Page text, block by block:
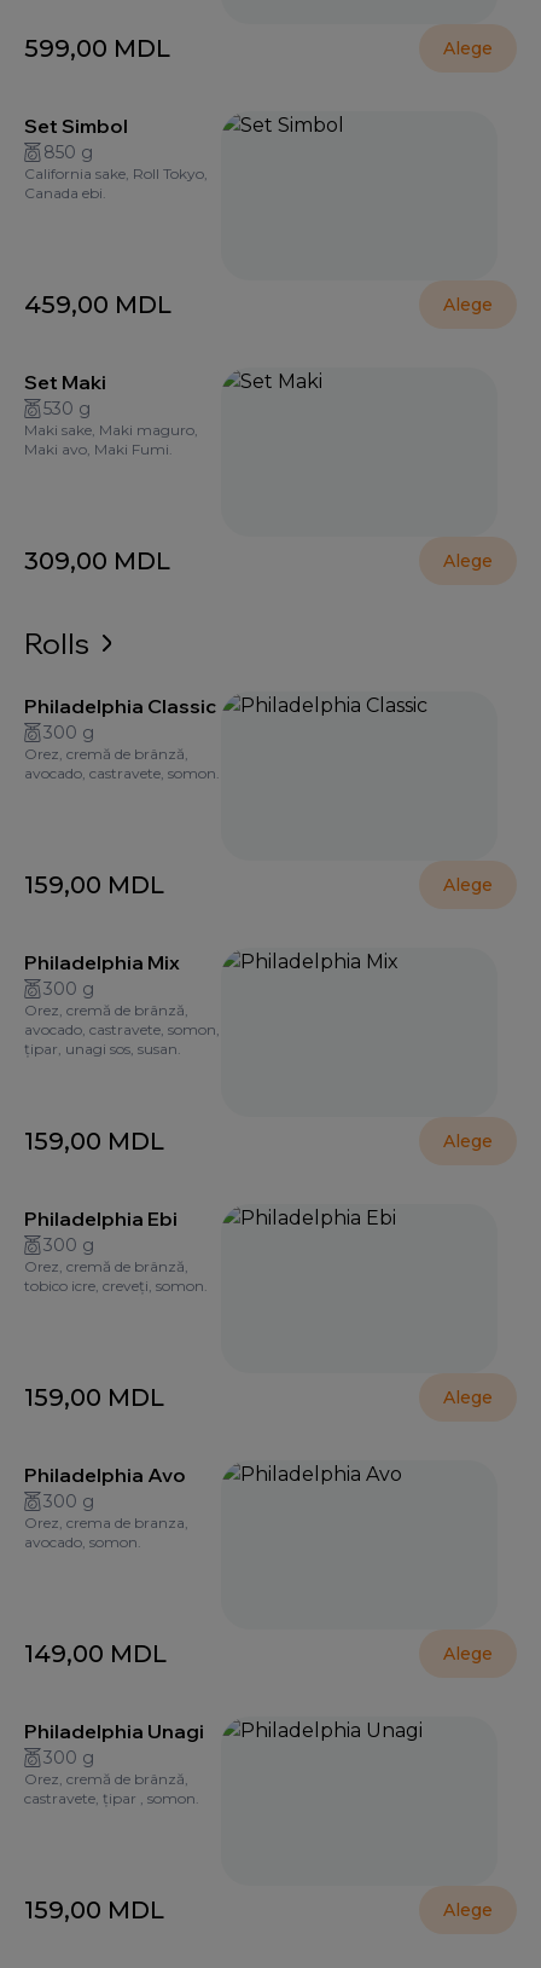
599,00 MDL Alege
Set Simbol
850 g
California sake, Roll Tokyo,
Canada ebi.
459,00 MDL Alege
Set Maki
530 g
Maki sake, Maki maguro,
Maki avo, Maki Fumi.
309,00 MDL Alege
Rolls
Philadelphia Classic
300 g
Orez, cremă de brânză,
avocado, castravete, somon.
159,00 MDL Alege
Philadelphia Mix
300 g
Orez, cremă de brânză,
avocado, castravete, somon,
țipar, unagi sos, susan.
159,00 MDL Alege
Philadelphia Ebi
300 g
Orez, cremă de brânză,
tobico icre, creveți, somon.
159,00 MDL Alege
Philadelphia Avo
300 g
Orez, crema de branza,
avocado, somon.
149,00 MDL Alege
Philadelphia Unagi
300 g
Orez, cremă de brânză,
castravete, țipar , somon.
159,00 MDL Alege